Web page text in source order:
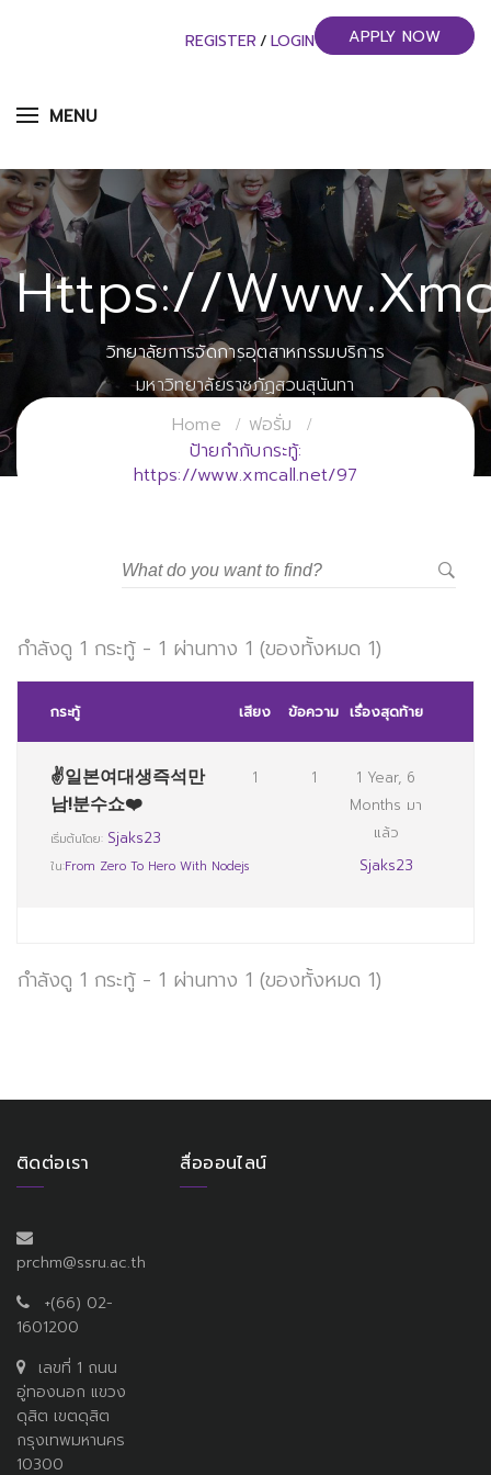
MENU
REGISTER / LOGIN APPLY NOW
Https://
วิทยาลัยการจัดการอุตสาหกรรมบริการ
มหาวิทยาลัยราชภัฏสวนสุนันทา
Home
ฟอรั่ม
ป้ายกำกับกระทู้:
https://www.xmcall.net/97
กำลังดู 1 กระทู้ - 1 ผ่านทาง 1 (ของทั้งหมด 1)
กระทู้ เสียง ข้อความ เรื่องสุดท้าย
✌일본여대생즉석만
남!분수쇼❤️
เริ่มต้นโดย: Sjaks23
ใน:From Zero To Hero With Nodejs
1 1
1 Year, 6
Months มา
แล้ว
Sjaks23
กำลังดู 1 กระทู้ - 1 ผ่านทาง 1 (ของทั้งหมด 1)
ติดต่อเรา
prchm@ssru.ac.th
+(66) 02-
1601200
เลขที่ 1 ถนน
อู่ทองนอก แขวง
ดุสิต เขตดุสิต
กรุงเทพมหานคร
10300
สื่อออนไลน์